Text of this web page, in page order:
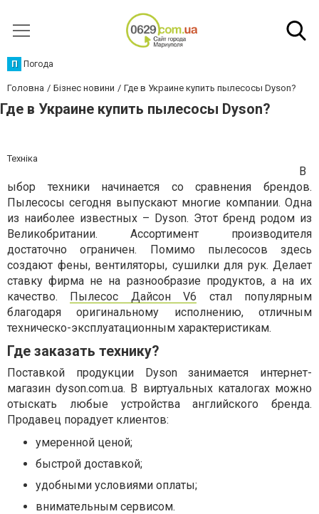
П Погода
Головна Бізнес новини Где в Украине купить пылесосы Dyson?
Где в Украине купить пылесосы Dyson?
Техніка
В
ыбор техники начинается со сравнения брендов.
Пылесосы сегодня выпускают многие компании. Одна
из наиболее известных – Dyson. Этот бренд родом из
Великобритании. Ассортимент производителя
достаточно ограничен. Помимо пылесосов здесь
создают фены, вентиляторы, сушилки для рук. Делает
ставку фирма не на разнообразие продуктов, а на их
качество. Пылесос Дайсон V6 стал популярным
благодаря оригинальному исполнению, отличным
техническо-эксплуатационным характеристикам.
Где заказать технику?
Поставкой продукции Dyson занимается интернет-
магазин dyson.com.ua. В виртуальных каталогах можно
отыскать любые устройства английского бренда.
Продавец порадует клиентов:
умеренной ценой;
быстрой доставкой;
удобными условиями оплаты;
внимательным сервисом.